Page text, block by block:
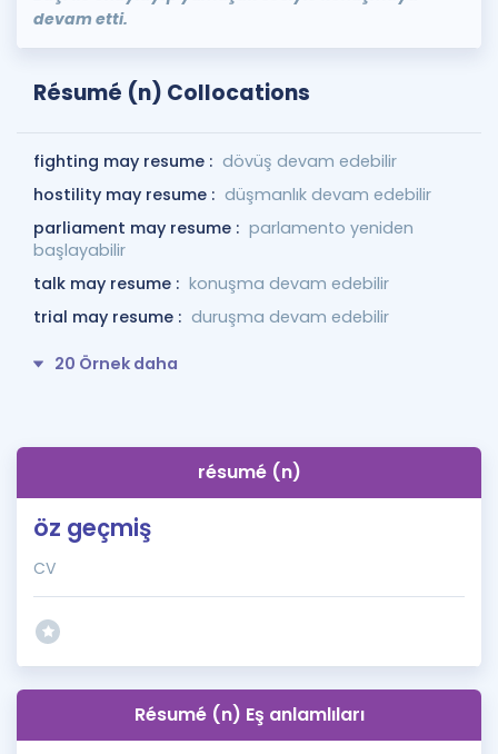
devam etti.
Résumé (n) Collocations
fighting may resume : dövüş devam edebilir
hostility may resume : düşmanlık devam edebilir
parliament may resume : parlamento yeniden
başlayabilir
talk may resume : konuşma devam edebilir
trial may resume : duruşma devam edebilir
20 Örnek daha
résumé (n)
öz geçmiş
CV
Résumé (n) Eş anlamlıları